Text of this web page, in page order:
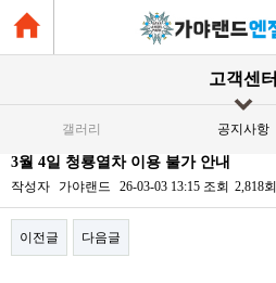
고객센터
갤러리 공지사항
3월 4일 청룡열차 이용 불가 안내
작성자 가야랜드 26-03-03 13:15 조회 2,818회
이전글 다음글